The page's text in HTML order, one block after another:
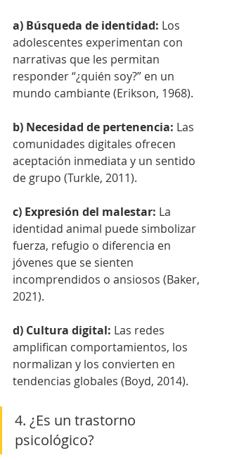
a) Búsqueda de identidad: Los
adolescentes experimentan con
narrativas que les permitan
responder “¿quién soy?” en un
mundo cambiante (Erikson, 1968).
b) Necesidad de pertenencia: Las
comunidades digitales ofrecen
aceptación inmediata y un sentido
de grupo (Turkle, 2011).
c) Expresión del malestar: La
identidad animal puede simbolizar
fuerza, refugio o diferencia en
jóvenes que se sienten
incomprendidos o ansiosos (Baker,
2021).
d) Cultura digital: Las redes
amplifican comportamientos, los
normalizan y los convierten en
tendencias globales (Boyd, 2014).
4. ¿Es un trastorno
psicológico?